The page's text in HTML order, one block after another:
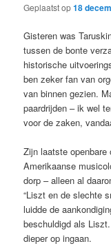
Geplaatst op18
Gisteren was
tussen de bonte
historische
ben zeker fan van
van binnen gezien.
paardrijden – ik wel
voor de zaken,
Zijn laatste openbare
Amerikaanse
dorp – alleen al
“Liszt en de slechte
luidde de
beschuldigd als
dieper op ingaan.